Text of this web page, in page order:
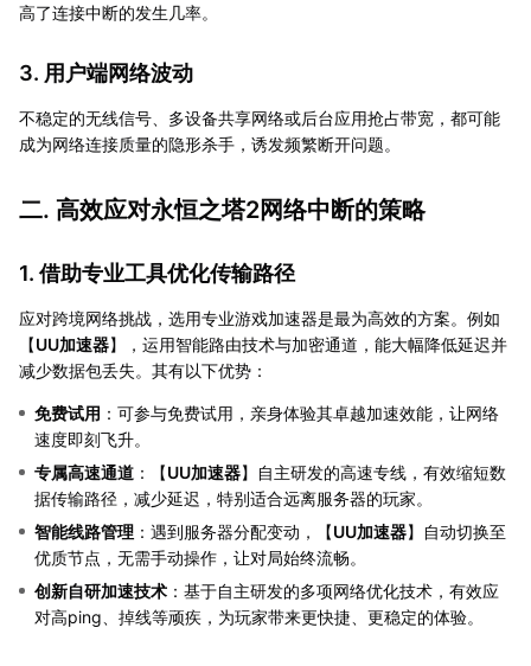
高了连接中断的发生几率。
3. 用户端网络波动
不稳定的无线信号、多设备共享网络或后台应用抢占带宽，都可能
成为网络连接质量的隐形杀手，诱发频繁断开问题。
二. 高效应对永恒之塔2网络中断的策略
1. 借助专业工具优化传输路径
应对跨境网络挑战，选用专业游戏加速器是最为高效的方案。例如
【UU加速器】，运用智能路由技术与加密通道，能大幅降低延迟并
减少数据包丢失。其有以下优势：
免费试用 ：可参与免费试用，亲身体验其卓越加速效能，让网络
速度即刻飞升。
专属高速通道 ：【UU加速器】自主研发的高速专线，有效缩短数
据传输路径，减少延迟，特别适合远离服务器的玩家。
智能线路管理 ：遇到服务器分配变动，【UU加速器】自动切换至
优质节点，无需手动操作，让对局始终流畅。
创新自研加速技术 ：基于自主研发的多项网络优化技术，有效应
对高ping、掉线等顽疾，为玩家带来更快捷、更稳定的体验。